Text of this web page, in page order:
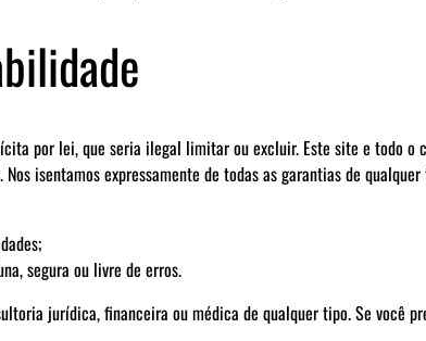
por lei, que seria ilegal limitar ou excluir. Este site e todo o
isentamos expressamente de todas as garantias de
segura ou livre de erros.
jurídica, financeira ou médica de qualquer tipo. Se você